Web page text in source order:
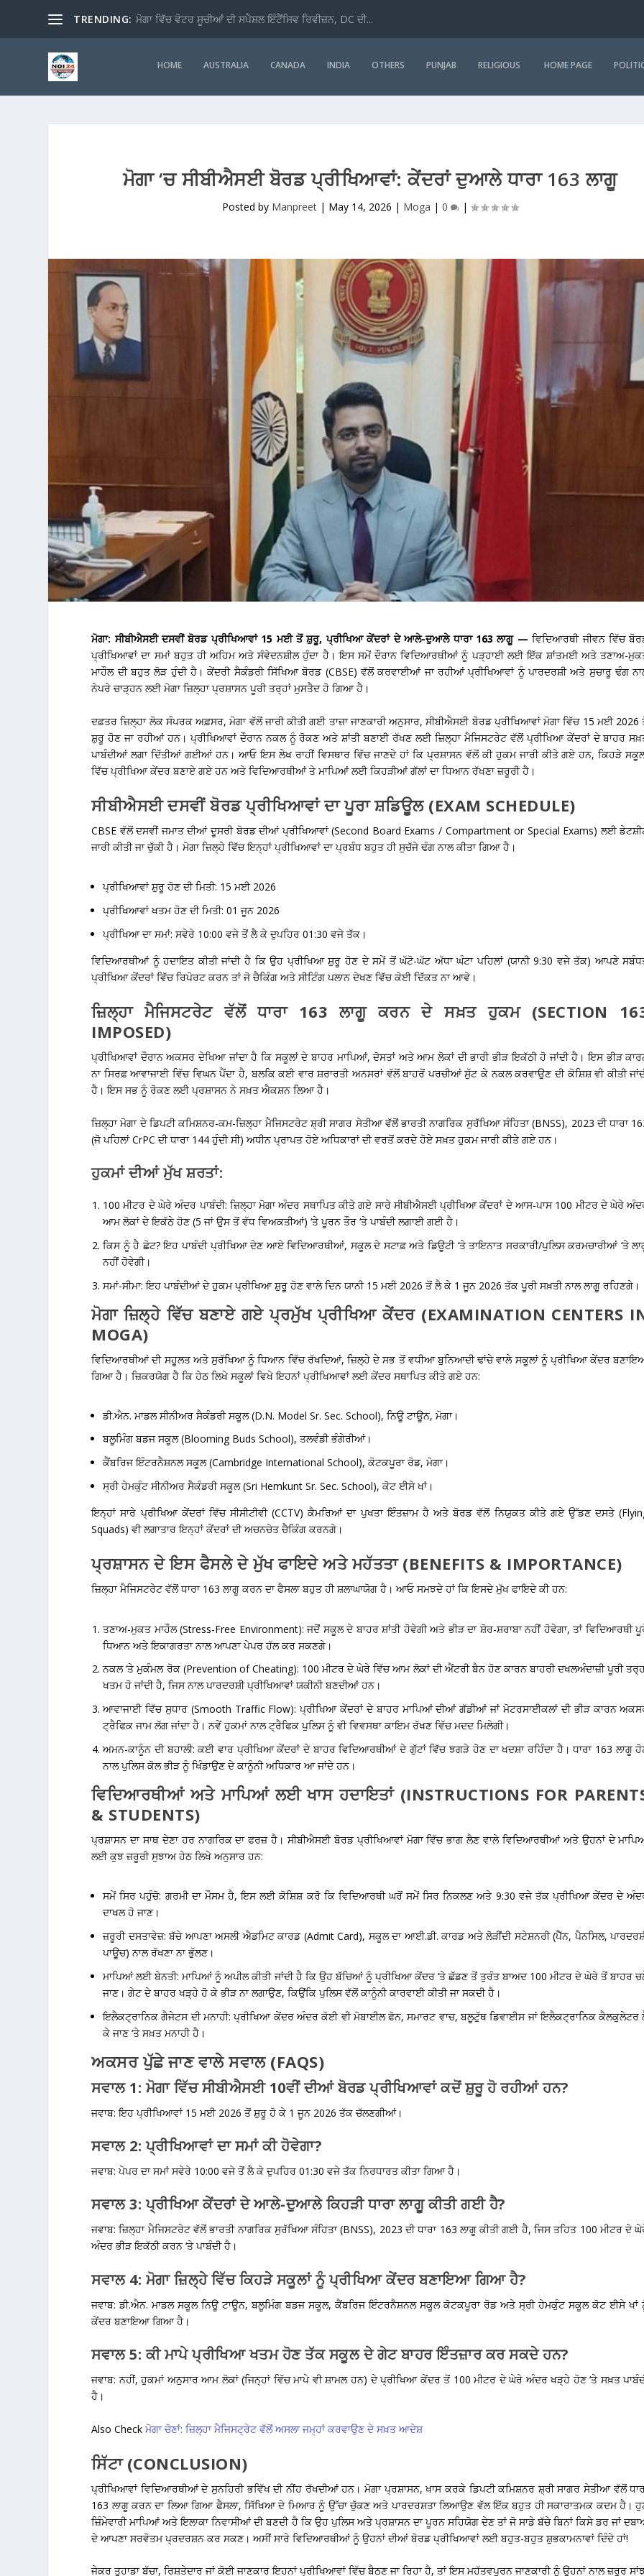
TRENDING: ਮੋਗਾ ਵਿੱਚ ਵੋਟਰ ਸੂਚੀਆਂ ਦੀ ਸਪੈਸ਼ਲ ਇੰਟੈਂਸਿਵ ਰਿਵੀਜ਼ਨ, DC ਦੀ...
HOME AUSTRALIA CANADA INDIA OTHERS PUNJAB RELIGIOUS HOME PAGE
ਮੋਗਾ ‘ਚ ਸੀਬੀਐਸਈ ਬੋਰਡ ਪ੍ਰੀਖਿਆਵਾਂ: ਕੇਂਦਰਾਂ ਦੁਆਲੇ ਧਾਰਾ 163 ਲਾਗੂ
Posted by Manpreet| May 14, 2026 | Moga | 0 |
ਮੋਗਾ: ਸੀਬੀਐਸਈ ਦਸਵੀਂ ਬੋਰਡ ਪ੍ਰੀਖਿਆਵਾਂ 15 ਮਈ ਤੋਂ ਸ਼ੁਰੂ, ਪ੍ਰੀਖਿਆ ਕੇਂਦਰਾਂ ਦੇ ਆਲੇ-ਦੁਆਲੇ ਧਾਰਾ 163 ਲਾਗੂ —ਵਿਦਿਆਰਥੀ ਜੀਵਨ ਵਿੱਚ
ਪ੍ਰੀਖਿਆਵਾਂ ਦਾ ਸਮਾਂ ਬਹੁਤ ਹੀ ਅਹਿਮ ਅਤੇ ਸੰਵੇਦਨਸ਼ੀਲ ਹੁੰਦਾ ਹੈ। ਇਸ ਸਮੇਂ ਦੌਰਾਨ ਵਿਦਿਆਰਥੀਆਂ ਨੂੰ ਪੜ੍ਹਾਈ ਲਈ ਇੱਕ ਸ਼ਾਂਤਮਈ ਅਤੇ ਤਣਾਅ-
ਮਾਹੌਲ ਦੀ ਬਹੁਤ ਲੋੜ ਹੁੰਦੀ ਹੈ।ਕੇਂਦਰੀ ਸੈਕੰਡਰੀ ਸਿੱਖਿਆ ਬੋਰਡ (CBSE) ਵੱਲੋਂ ਕਰਵਾਈਆਂ ਜਾ ਰਹੀਆਂ ਪ੍ਰੀਖਿਆਵਾਂ ਨੂੰ ਪਾਰਦਰਸ਼ੀ ਅਤੇ ਸੁਚਾਰੂ ਢੰਗ
ਨੇਪਰੇ ਚਾੜ੍ਹਨ ਲਈ ਮੋਗਾ ਜ਼ਿਲ੍ਹਾ ਪ੍ਰਸ਼ਾਸਨ ਪੂਰੀ ਤਰ੍ਹਾਂ ਮੁਸਤੈਦ ਹੋ ਗਿਆ ਹੈ।
ਦਫ਼ਤਰ ਜ਼ਿਲ੍ਹਾ ਲੋਕ ਸੰਪਰਕ ਅਫ਼ਸਰ, ਮੋਗਾ ਵੱਲੋਂ ਜਾਰੀ ਕੀਤੀ ਗਈ ਤਾਜ਼ਾ ਜਾਣਕਾਰੀ ਅਨੁਸਾਰ,ਸੀਬੀਐਸਈ ਬੋਰਡ ਪ੍ਰੀਖਿਆਵਾਂ ਮੋਗਾਵਿੱਚ 15 ਮਈ 2026
ਸ਼ੁਰੂ ਹੋਣ ਜਾ ਰਹੀਆਂ ਹਨ। ਪ੍ਰੀਖਿਆਵਾਂ ਦੌਰਾਨ ਨਕਲ ਨੂੰ ਰੋਕਣ ਅਤੇ ਸ਼ਾਂਤੀ ਬਣਾਈ ਰੱਖਣ ਲਈ ਜ਼ਿਲ੍ਹਾ ਮੈਜਿਸਟਰੇਟ ਵੱਲੋਂ ਪ੍ਰੀਖਿਆ ਕੇਂਦਰਾਂ ਦੇ ਬਾਹਰ
ਪਾਬੰਦੀਆਂ ਲਗਾ ਦਿੱਤੀਆਂ ਗਈਆਂ ਹਨ। ਆਓ ਇਸ ਲੇਖ ਰਾਹੀਂ ਵਿਸਥਾਰ ਵਿੱਚ ਜਾਣਦੇ ਹਾਂ ਕਿ ਪ੍ਰਸ਼ਾਸਨ ਵੱਲੋਂ ਕੀ ਹੁਕਮ ਜਾਰੀ ਕੀਤੇ ਗਏ ਹਨ, ਕਿਹੜੇ
ਵਿੱਚ ਪ੍ਰੀਖਿਆ ਕੇਂਦਰ ਬਣਾਏ ਗਏ ਹਨ ਅਤੇ ਵਿਦਿਆਰਥੀਆਂ ਤੇ ਮਾਪਿਆਂ ਲਈ ਕਿਹੜੀਆਂ ਗੱਲਾਂ ਦਾ ਧਿਆਨ ਰੱਖਣਾ ਜ਼ਰੂਰੀ ਹੈ।
ਸੀਬੀਐਸਈ ਦਸਵੀਂ ਬੋਰਡ ਪ੍ਰੀਖਿਆਵਾਂ ਦਾ ਪੂਰਾ ਸ਼ਡਿਊਲ (EXAM SCHEDULE)
CBSE ਵੱਲੋਂ ਦਸਵੀਂ ਜਮਾਤ ਦੀਆਂ ਦੂਸਰੀ ਬੋਰਡ ਦੀਆਂ ਪ੍ਰੀਖਿਆਵਾਂ (Second Board Exams / Compartment or Special Exams) ਲਈ
ਜਾਰੀ ਕੀਤੀ ਜਾ ਚੁੱਕੀ ਹੈ। ਮੋਗਾ ਜ਼ਿਲ੍ਹੇ ਵਿੱਚ ਇਨ੍ਹਾਂ ਪ੍ਰੀਖਿਆਵਾਂ ਦਾ ਪ੍ਰਬੰਧ ਬਹੁਤ ਹੀ ਸੁਚੱਜੇ ਢੰਗ ਨਾਲ ਕੀਤਾ ਗਿਆ ਹੈ।
ਪ੍ਰੀਖਿਆਵਾਂ ਸ਼ੁਰੂ ਹੋਣ ਦੀ ਮਿਤੀ: 15 ਮਈ 2026
ਪ੍ਰੀਖਿਆਵਾਂ ਖਤਮ ਹੋਣ ਦੀ ਮਿਤੀ: 01 ਜੂਨ 2026
ਪ੍ਰੀਖਿਆ ਦਾ ਸਮਾਂ: ਸਵੇਰੇ 10:00 ਵਜੇ ਤੋਂ ਲੈ ਕੇ ਦੁਪਹਿਰ 01:30 ਵਜੇ ਤੱਕ।
ਵਿਦਿਆਰਥੀਆਂ ਨੂੰ ਹਦਾਇਤ ਕੀਤੀ ਜਾਂਦੀ ਹੈ ਕਿ ਉਹ ਪ੍ਰੀਖਿਆ ਸ਼ੁਰੂ ਹੋਣ ਦੇ ਸਮੇਂ ਤੋਂ ਘੱਟੋ-ਘੱਟ ਅੱਧਾ ਘੰਟਾ ਪਹਿਲਾਂ (ਯਾਨੀ 9:30 ਵਜੇ ਤੱਕ) ਆਪਣੇ
ਪ੍ਰੀਖਿਆ ਕੇਂਦਰਾਂ ਵਿੱਚ ਰਿਪੋਰਟ ਕਰਨ ਤਾਂ ਜੋ ਚੈਕਿੰਗ ਅਤੇ ਸੀਟਿੰਗ ਪਲਾਨ ਦੇਖਣ ਵਿੱਚ ਕੋਈ ਦਿੱਕਤ ਨਾ ਆਵੇ।
ਜ਼ਿਲ੍ਹਾ ਮੈਜਿਸਟਰੇਟ ਵੱਲੋਂ ਧਾਰਾ 163 ਲਾਗੂ ਕਰਨ ਦੇ ਸਖ਼ਤ ਹੁਕਮ (SECTION
IMPOSED)
ਪ੍ਰੀਖਿਆਵਾਂ ਦੌਰਾਨ ਅਕਸਰ ਦੇਖਿਆ ਜਾਂਦਾ ਹੈ ਕਿ ਸਕੂਲਾਂ ਦੇ ਬਾਹਰ ਮਾਪਿਆਂ, ਦੋਸਤਾਂ ਅਤੇ ਆਮ ਲੋਕਾਂ ਦੀ ਭਾਰੀ ਭੀੜ ਇਕੱਠੀ ਹੋ ਜਾਂਦੀ ਹੈ। ਇਸ ਭੀੜ
ਨਾ ਸਿਰਫ਼ ਆਵਾਜਾਈ ਵਿੱਚ ਵਿਘਨ ਪੈਂਦਾ ਹੈ, ਬਲਕਿ ਕਈ ਵਾਰ ਸ਼ਰਾਰਤੀ ਅਨਸਰਾਂ ਵੱਲੋਂ ਬਾਹਰੋਂ ਪਰਚੀਆਂ ਸੁੱਟ ਕੇ ਨਕਲ ਕਰਵਾਉਣ ਦੀ ਕੋਸ਼ਿਸ਼ ਵੀ ਕੀਤੀ
ਹੈ। ਇਸ ਸਭ ਨੂੰ ਰੋਕਣ ਲਈ ਪ੍ਰਸ਼ਾਸਨ ਨੇ ਸਖ਼ਤ ਐਕਸ਼ਨ ਲਿਆ ਹੈ।
ਜ਼ਿਲ੍ਹਾ ਮੋਗਾ ਦੇ ਡਿਪਟੀ ਕਮਿਸ਼ਨਰ-ਕਮ-ਜ਼ਿਲ੍ਹਾ ਮੈਜਿਸਟਰੇਟਸ਼੍ਰੀ ਸਾਗਰ ਸੇਤੀਆਵੱਲੋਂਭਾਰਤੀ ਨਾਗਰਿਕ ਸੁਰੱਖਿਆ ਸੰਹਿਤਾ (BNSS), 2023 ਦੀ ਧਾਰਾ
(ਜੋ ਪਹਿਲਾਂ CrPC ਦੀ ਧਾਰਾ 144 ਹੁੰਦੀ ਸੀ) ਅਧੀਨ ਪ੍ਰਾਪਤ ਹੋਏ ਅਧਿਕਾਰਾਂ ਦੀ ਵਰਤੋਂ ਕਰਦੇ ਹੋਏ ਸਖ਼ਤ ਹੁਕਮ ਜਾਰੀ ਕੀਤੇ ਗਏ ਹਨ।
ਹੁਕਮਾਂ ਦੀਆਂ ਮੁੱਖ ਸ਼ਰਤਾਂ:
100 ਮੀਟਰ ਦੇ ਘੇਰੇ ਅੰਦਰ ਪਾਬੰਦੀ: ਜ਼ਿਲ੍ਹਾ ਮੋਗਾ ਅੰਦਰ ਸਥਾਪਿਤ ਕੀਤੇ ਗਏ ਸਾਰੇ ਸੀਬੀਐਸਈ ਪ੍ਰੀਖਿਆ ਕੇਂਦਰਾਂ ਦੇ ਆਸ-ਪਾਸ 100 ਮੀਟਰ ਦੇ ਘੇਰੇ
ਆਮ ਲੋਕਾਂ ਦੇ ਇਕੱਠੇ ਹੋਣ (5 ਜਾਂ ਉਸ ਤੋਂ ਵੱਧ ਵਿਅਕਤੀਆਂ) ‘ਤੇ ਪੂਰਨ ਤੌਰ ‘ਤੇ ਪਾਬੰਦੀ ਲਗਾਈ ਗਈ ਹੈ।
ਕਿਸ ਨੂੰ ਹੈ ਛੋਟ?ਇਹ ਪਾਬੰਦੀ ਪ੍ਰੀਖਿਆ ਦੇਣ ਆਏ ਵਿਦਿਆਰਥੀਆਂ, ਸਕੂਲ ਦੇ ਸਟਾਫ਼ ਅਤੇ ਡਿਊਟੀ ‘ਤੇ ਤਾਇਨਾਤ ਸਰਕਾਰੀ/ਪੁਲਿਸ ਕਰਮਚਾਰੀਆਂ ‘ਤੇ
ਨਹੀਂ ਹੋਵੇਗੀ।
ਸਮਾਂ-ਸੀਮਾ: ਇਹ ਪਾਬੰਦੀਆਂ ਦੇ ਹੁਕਮ ਪ੍ਰੀਖਿਆ ਸ਼ੁਰੂ ਹੋਣ ਵਾਲੇ ਦਿਨ ਯਾਨੀ 15 ਮਈ 2026 ਤੋਂ ਲੈ ਕੇ 1 ਜੂਨ 2026 ਤੱਕਪੂਰੀ ਸਖ਼ਤੀ ਨਾਲ ਲਾਗੂ ਰਹਿਣਗੇ।
ਮੋਗਾ ਜ਼ਿਲ੍ਹੇ ਵਿੱਚ ਬਣਾਏ ਗਏ ਪ੍ਰਮੁੱਖ ਪ੍ਰੀਖਿਆ ਕੇਂਦਰ (EXAMINATION CENTERS
MOGA)
ਵਿਦਿਆਰਥੀਆਂ ਦੀ ਸਹੂਲਤ ਅਤੇ ਸੁਰੱਖਿਆ ਨੂੰ ਧਿਆਨ ਵਿੱਚ ਰੱਖਦਿਆਂ, ਜ਼ਿਲ੍ਹੇ ਦੇ ਸਭ ਤੋਂ ਵਧੀਆ ਬੁਨਿਆਦੀ ਢਾਂਚੇ ਵਾਲੇ ਸਕੂਲਾਂ ਨੂੰ ਪ੍ਰੀਖਿਆ ਕੇਂਦਰ
ਗਿਆ ਹੈ। ਜ਼ਿਕਰਯੋਗ ਹੈ ਕਿ ਹੇਠ ਲਿਖੇ ਸਕੂਲਾਂ ਵਿਖੇ ਇਹਨਾਂ ਪ੍ਰੀਖਿਆਵਾਂ ਲਈ ਕੇਂਦਰ ਸਥਾਪਿਤ ਕੀਤੇ ਗਏ ਹਨ:
ਡੀ.ਐਨ. ਮਾਡਲ ਸੀਨੀਅਰ ਸੈਕੰਡਰੀ ਸਕੂਲ(D.N. Model Sr. Sec. School), ਨਿਊ ਟਾਊਨ, ਮੋਗਾ।
ਬਲੂਮਿੰਗ ਬਡਜ ਸਕੂਲ(Blooming Buds School), ਤਲਵੰਡੀ ਭੰਗੇਰੀਆਂ।
ਕੈਂਬਰਿਜ ਇੰਟਰਨੈਸ਼ਨਲ ਸਕੂਲ(Cambridge International School), ਕੋਟਕਪੂਰਾ ਰੋਡ, ਮੋਗਾ।
ਸ੍ਰੀ ਹੇਮਕੁੰਟ ਸੀਨੀਅਰ ਸੈਕੰਡਰੀ ਸਕੂਲ(Sri Hemkunt Sr. Sec. School), ਕੋਟ ਈਸੇ ਖਾਂ।
ਇਨ੍ਹਾਂ ਸਾਰੇ ਪ੍ਰੀਖਿਆ ਕੇਂਦਰਾਂ ਵਿੱਚ ਸੀਸੀਟੀਵੀ (CCTV) ਕੈਮਰਿਆਂ ਦਾ ਪੁਖਤਾ ਇੰਤਜ਼ਾਮ ਹੈ ਅਤੇ ਬੋਰਡ ਵੱਲੋਂ ਨਿਯੁਕਤ ਕੀਤੇ ਗਏ ਉੱਡਣ ਦਸਤੇ
Squads) ਵੀ ਲਗਾਤਾਰ ਇਨ੍ਹਾਂ ਕੇਂਦਰਾਂ ਦੀ ਅਚਨਚੇਤ ਚੈਕਿੰਗ ਕਰਨਗੇ।
ਪ੍ਰਸ਼ਾਸਨ ਦੇ ਇਸ ਫੈਸਲੇ ਦੇ ਮੁੱਖ ਫਾਇਦੇ ਅਤੇ ਮਹੱਤਤਾ (BENEFITS & IMPORTANCE)
ਜ਼ਿਲ੍ਹਾ ਮੈਜਿਸਟਰੇਟ ਵੱਲੋਂ ਧਾਰਾ 163 ਲਾਗੂ ਕਰਨ ਦਾ ਫੈਸਲਾ ਬਹੁਤ ਹੀ ਸ਼ਲਾਘਾਯੋਗ ਹੈ। ਆਓ ਸਮਝਦੇ ਹਾਂ ਕਿ ਇਸਦੇ ਮੁੱਖ ਫਾਇਦੇ ਕੀ ਹਨ:
ਤਣਾਅ-ਮੁਕਤ ਮਾਹੌਲ (Stress-Free Environment): ਜਦੋਂ ਸਕੂਲ ਦੇ ਬਾਹਰ ਸ਼ਾਂਤੀ ਹੋਵੇਗੀ ਅਤੇ ਭੀੜ ਦਾ ਸ਼ੋਰ-ਸ਼ਰਾਬਾ ਨਹੀਂ ਹੋਵੇਗਾ, ਤਾਂ ਵਿਦਿਆਰਥੀ
ਧਿਆਨ ਅਤੇ ਇਕਾਗਰਤਾ ਨਾਲ ਆਪਣਾ ਪੇਪਰ ਹੱਲ ਕਰ ਸਕਣਗੇ।
ਨਕਲ ‘ਤੇ ਮੁਕੰਮਲ ਰੋਕ (Prevention of Cheating): 100 ਮੀਟਰ ਦੇ ਘੇਰੇ ਵਿੱਚ ਆਮ ਲੋਕਾਂ ਦੀ ਐਂਟਰੀ ਬੈਨ ਹੋਣ ਕਾਰਨ ਬਾਹਰੀ ਦਖਲਅੰਦਾਜ਼ੀ ਪੂਰੀ
ਖਤਮ ਹੋ ਜਾਂਦੀ ਹੈ, ਜਿਸ ਨਾਲ ਪਾਰਦਰਸ਼ੀ ਪ੍ਰੀਖਿਆਵਾਂ ਯਕੀਨੀ ਬਣਦੀਆਂ ਹਨ।
ਆਵਾਜਾਈ ਵਿੱਚ ਸੁਧਾਰ (Smooth Traffic Flow): ਪ੍ਰੀਖਿਆ ਕੇਂਦਰਾਂ ਦੇ ਬਾਹਰ ਮਾਪਿਆਂ ਦੀਆਂ ਗੱਡੀਆਂ ਜਾਂ ਮੋਟਰਸਾਈਕਲਾਂ ਦੀ ਭੀੜ ਕਾਰਨ
ਟ੍ਰੈਫਿਕ ਜਾਮ ਲੱਗ ਜਾਂਦਾ ਹੈ। ਨਵੇਂ ਹੁਕਮਾਂ ਨਾਲ ਟ੍ਰੈਫਿਕ ਪੁਲਿਸ ਨੂੰ ਵੀ ਵਿਵਸਥਾ ਕਾਇਮ ਰੱਖਣ ਵਿੱਚ ਮਦਦ ਮਿਲੇਗੀ।
ਅਮਨ-ਕਾਨੂੰਨ ਦੀ ਬਹਾਲੀ: ਕਈ ਵਾਰ ਪ੍ਰੀਖਿਆ ਕੇਂਦਰਾਂ ਦੇ ਬਾਹਰ ਵਿਦਿਆਰਥੀਆਂ ਦੇ ਗੁੱਟਾਂ ਵਿੱਚ ਝਗੜੇ ਹੋਣ ਦਾ ਖਦਸ਼ਾ ਰਹਿੰਦਾ ਹੈ। ਧਾਰਾ 163 ਲਾਗੂ
ਨਾਲ ਪੁਲਿਸ ਕੋਲ ਭੀੜ ਨੂੰ ਖਿੰਡਾਉਣ ਦੇ ਕਾਨੂੰਨੀ ਅਧਿਕਾਰ ਆ ਜਾਂਦੇ ਹਨ।
ਵਿਦਿਆਰਥੀਆਂ ਅਤੇ ਮਾਪਿਆਂ ਲਈ ਖਾਸ ਹਦਾਇਤਾਂ (INSTRUCTIONS FOR
& STUDENTS)
ਪ੍ਰਸ਼ਾਸਨ ਦਾ ਸਾਥ ਦੇਣਾ ਹਰ ਨਾਗਰਿਕ ਦਾ ਫਰਜ਼ ਹੈ। ਸੀਬੀਐਸਈ ਬੋਰਡ ਪ੍ਰੀਖਿਆਵਾਂ ਮੋਗਾਵਿੱਚ ਭਾਗ ਲੈਣ ਵਾਲੇ ਵਿਦਿਆਰਥੀਆਂ ਅਤੇ ਉਹਨਾਂ ਦੇ
ਲਈ ਕੁਝ ਜ਼ਰੂਰੀ ਸੁਝਾਅ ਹੇਠ ਲਿਖੇ ਅਨੁਸਾਰ ਹਨ:
ਸਮੇਂ ਸਿਰ ਪਹੁੰਚੋ: ਗਰਮੀ ਦਾ ਮੌਸਮ ਹੈ, ਇਸ ਲਈ ਕੋਸ਼ਿਸ਼ ਕਰੋ ਕਿ ਵਿਦਿਆਰਥੀ ਘਰੋਂ ਸਮੇਂ ਸਿਰ ਨਿਕਲਣ ਅਤੇ 9:30 ਵਜੇ ਤੱਕ ਪ੍ਰੀਖਿਆ ਕੇਂਦਰ ਦੇ
ਦਾਖਲ ਹੋ ਜਾਣ।
ਜ਼ਰੂਰੀ ਦਸਤਾਵੇਜ਼: ਬੱਚੇ ਆਪਣਾ ਅਸਲੀ ਐਡਮਿਟ ਕਾਰਡ (Admit Card), ਸਕੂਲ ਦਾ ਆਈ.ਡੀ. ਕਾਰਡ ਅਤੇ ਲੋੜੀਂਦੀ ਸਟੇਸ਼ਨਰੀ (ਪੈੱਨ, ਪੈਨਸਿਲ,
ਪਾਊਚ) ਨਾਲ ਰੱਖਣਾ ਨਾ ਭੁੱਲਣ।
ਮਾਪਿਆਂ ਲਈ ਬੇਨਤੀ: ਮਾਪਿਆਂ ਨੂੰ ਅਪੀਲ ਕੀਤੀ ਜਾਂਦੀ ਹੈ ਕਿ ਉਹ ਬੱਚਿਆਂ ਨੂੰ ਪ੍ਰੀਖਿਆ ਕੇਂਦਰ ‘ਤੇ ਛੱਡਣ ਤੋਂ ਤੁਰੰਤ ਬਾਅਦ 100 ਮੀਟਰ ਦੇ ਘੇਰੇ ਤੋਂ ਬਾਹਰ
ਜਾਣ। ਗੇਟ ਦੇ ਬਾਹਰ ਖੜ੍ਹੇ ਹੋ ਕੇ ਭੀੜ ਨਾ ਲਗਾਉਣ, ਕਿਉਂਕਿ ਪੁਲਿਸ ਵੱਲੋਂ ਕਾਨੂੰਨੀ ਕਾਰਵਾਈ ਕੀਤੀ ਜਾ ਸਕਦੀ ਹੈ।
ਇਲੈਕਟ੍ਰਾਨਿਕ ਗੈਜੇਟਸ ਦੀ ਮਨਾਹੀ: ਪ੍ਰੀਖਿਆ ਕੇਂਦਰ ਅੰਦਰ ਕੋਈ ਵੀ ਮੋਬਾਈਲ ਫੋਨ, ਸਮਾਰਟ ਵਾਚ, ਬਲੂਟੁੱਥ ਡਿਵਾਈਸ ਜਾਂ ਇਲੈਕਟ੍ਰਾਨਿਕ ਕੈਲਕੁਲੇਟਰ
ਕੇ ਜਾਣ ‘ਤੇ ਸਖ਼ਤ ਮਨਾਹੀ ਹੈ।
ਅਕਸਰ ਪੁੱਛੇ ਜਾਣ ਵਾਲੇ ਸਵਾਲ (FAQS)
ਸਵਾਲ 1: ਮੋਗਾ ਵਿੱਚ ਸੀਬੀਐਸਈ 10ਵੀਂ ਦੀਆਂ ਬੋਰਡ ਪ੍ਰੀਖਿਆਵਾਂ ਕਦੋਂ ਸ਼ੁਰੂ ਹੋ ਰਹੀਆਂ ਹਨ?
ਜਵਾਬ: ਇਹ ਪ੍ਰੀਖਿਆਵਾਂ 15 ਮਈ 2026 ਤੋਂ ਸ਼ੁਰੂ ਹੋ ਕੇ 1 ਜੂਨ 2026 ਤੱਕ ਚੱਲਣਗੀਆਂ।
ਸਵਾਲ 2: ਪ੍ਰੀਖਿਆਵਾਂ ਦਾ ਸਮਾਂ ਕੀ ਹੋਵੇਗਾ?
ਜਵਾਬ: ਪੇਪਰ ਦਾ ਸਮਾਂ ਸਵੇਰੇ 10:00 ਵਜੇ ਤੋਂ ਲੈ ਕੇ ਦੁਪਹਿਰ 01:30 ਵਜੇ ਤੱਕ ਨਿਰਧਾਰਤ ਕੀਤਾ ਗਿਆ ਹੈ।
ਸਵਾਲ 3: ਪ੍ਰੀਖਿਆ ਕੇਂਦਰਾਂ ਦੇ ਆਲੇ-ਦੁਆਲੇ ਕਿਹੜੀ ਧਾਰਾ ਲਾਗੂ ਕੀਤੀ ਗਈ ਹੈ?
ਜਵਾਬ: ਜ਼ਿਲ੍ਹਾ ਮੈਜਿਸਟਰੇਟ ਵੱਲੋਂ ਭਾਰਤੀ ਨਾਗਰਿਕ ਸੁਰੱਖਿਆ ਸੰਹਿਤਾ (BNSS), 2023 ਦੀ ਧਾਰਾ 163 ਲਾਗੂ ਕੀਤੀ ਗਈ ਹੈ, ਜਿਸ ਤਹਿਤ 100 ਮੀਟਰ ਦੇ
ਅੰਦਰ ਭੀੜ ਇਕੱਠੀ ਕਰਨ ‘ਤੇ ਪਾਬੰਦੀ ਹੈ।
ਸਵਾਲ 4: ਮੋਗਾ ਜ਼ਿਲ੍ਹੇ ਵਿੱਚ ਕਿਹੜੇ ਸਕੂਲਾਂ ਨੂੰ ਪ੍ਰੀਖਿਆ ਕੇਂਦਰ ਬਣਾਇਆ ਗਿਆ ਹੈ?
ਜਵਾਬ: ਡੀ.ਐਨ. ਮਾਡਲ ਸਕੂਲ ਨਿਊ ਟਾਊਨ, ਬਲੂਮਿੰਗ ਬਡਜ ਸਕੂਲ, ਕੈਂਬਰਿਜ ਇੰਟਰਨੈਸ਼ਨਲ ਸਕੂਲ ਕੋਟਕਪੂਰਾ ਰੋਡ ਅਤੇ ਸ੍ਰੀ ਹੇਮਕੁੰਟ ਸਕੂਲ ਕੋਟ ਈਸੇ ਖਾਂ
ਕੇਂਦਰ ਬਣਾਇਆ ਗਿਆ ਹੈ।
ਸਵਾਲ 5: ਕੀ ਮਾਪੇ ਪ੍ਰੀਖਿਆ ਖਤਮ ਹੋਣ ਤੱਕ ਸਕੂਲ ਦੇ ਗੇਟ ਬਾਹਰ ਇੰਤਜ਼ਾਰ ਕਰ ਸਕਦੇ ਹਨ?
ਜਵਾਬ: ਨਹੀਂ, ਹੁਕਮਾਂ ਅਨੁਸਾਰ ਆਮ ਲੋਕਾਂ (ਜਿਨ੍ਹਾਂ ਵਿੱਚ ਮਾਪੇ ਵੀ ਸ਼ਾਮਲ ਹਨ) ਦੇ ਪ੍ਰੀਖਿਆ ਕੇਂਦਰ ਤੋਂ 100 ਮੀਟਰ ਦੇ ਘੇਰੇ ਅੰਦਰ ਖੜ੍ਹੇ ਹੋਣ ‘ਤੇ ਸਖ਼ਤ
ਹੈ।
Also Checkਮੋਗਾ ਚੋਣਾਂ: ਜ਼ਿਲ੍ਹਾ ਮੈਜਿਸਟ੍ਰੇਟ ਵੱਲੋਂ ਅਸਲਾ ਜਮ੍ਹਾਂ ਕਰਵਾਉਣ ਦੇ ਸਖ਼ਤ ਆਦੇਸ਼
ਸਿੱਟਾ (CONCLUSION)
ਪ੍ਰੀਖਿਆਵਾਂ ਵਿਦਿਆਰਥੀਆਂ ਦੇ ਸੁਨਹਿਰੀ ਭਵਿੱਖ ਦੀ ਨੀਂਹ ਰੱਖਦੀਆਂ ਹਨ। ਮੋਗਾ ਪ੍ਰਸ਼ਾਸਨ, ਖਾਸ ਕਰਕੇ ਡਿਪਟੀ ਕਮਿਸ਼ਨਰ ਸ਼੍ਰੀ ਸਾਗਰ ਸੇਤੀਆ ਵੱਲੋਂ
163 ਲਾਗੂ ਕਰਨ ਦਾ ਲਿਆ ਗਿਆ ਫੈਸਲਾ, ਸਿੱਖਿਆ ਦੇ ਮਿਆਰ ਨੂੰ ਉੱਚਾ ਚੁੱਕਣ ਅਤੇ ਪਾਰਦਰਸ਼ਤਾ ਲਿਆਉਣ ਵੱਲ ਇੱਕ ਬਹੁਤ ਹੀ ਸਕਾਰਾਤਮਕ ਕਦਮ ਹੈ।
ਜ਼ਿੰਮੇਵਾਰੀ ਮਾਪਿਆਂ ਅਤੇ ਇਲਾਕਾ ਨਿਵਾਸੀਆਂ ਦੀ ਬਣਦੀ ਹੈ ਕਿ ਉਹ ਪੁਲਿਸ ਅਤੇ ਪ੍ਰਸ਼ਾਸਨ ਦਾ ਪੂਰਨ ਸਹਿਯੋਗ ਦੇਣ ਤਾਂ ਜੋ ਸਾਡੇ ਬੱਚੇ ਬਿਨਾਂ ਕਿਸੇ ਡਰ ਜਾਂ
ਦੇ ਆਪਣਾ ਸਰਵੋਤਮ ਪ੍ਰਦਰਸ਼ਨ ਕਰ ਸਕਣ। ਅਸੀਂ ਸਾਰੇ ਵਿਦਿਆਰਥੀਆਂ ਨੂੰ ਉਹਨਾਂ ਦੀਆਂ ਬੋਰਡ ਪ੍ਰੀਖਿਆਵਾਂ ਲਈ ਬਹੁਤ-ਬਹੁਤ ਸ਼ੁਭਕਾਮਨਾਵਾਂ ਦਿੰਦੇ ਹਾਂ!
ਜੇਕਰ ਤੁਹਾਡਾ ਬੱਚਾ, ਰਿਸ਼ਤੇਦਾਰ ਜਾਂ ਕੋਈ ਜਾਣਕਾਰ ਇਹਨਾਂ ਪ੍ਰੀਖਿਆਵਾਂ ਵਿੱਚ ਬੈਠਣ ਜਾ ਰਿਹਾ ਹੈ, ਤਾਂ ਇਸ ਮਹੱਤਵਪੂਰਨ ਜਾਣਕਾਰੀ ਨੂੰ ਉਹਨਾਂ ਨਾਲ ਜ਼ਰੂਰ